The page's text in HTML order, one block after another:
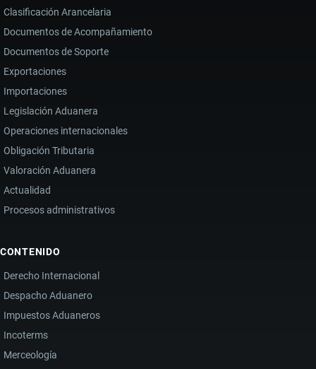
Clasificación Arancelaria
Documentos de Acompañamiento
Documentos de Soporte
Exportaciones
Importaciones
Legislación Aduanera
Operaciones internacionales
Obligación Tributaria
Valoración Aduanera
Actualidad
Procesos administrativos
CONTENIDO
Derecho Internacional
Despacho Aduanero
Impuestos Aduaneros
Incoterms
Merceología